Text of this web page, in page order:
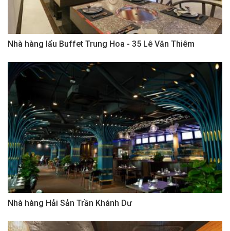
Nhà hàng lẩu Buffet Trung Hoa - 35 Lê Văn Thiêm
Nhà hàng Hải Sản Trần Khánh Dư